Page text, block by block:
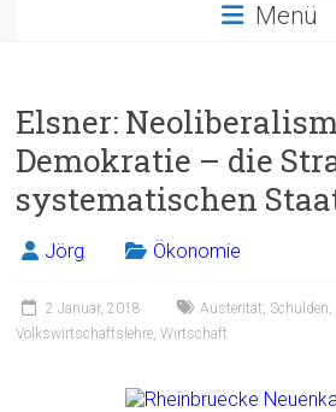
Menü
Elsner:
Demokratie – die
systematischen
Jörg Ökonomie
2 Januar, 2018 Austerität, Schulden,
Volkswirtschaftslehre,Wirtschaft